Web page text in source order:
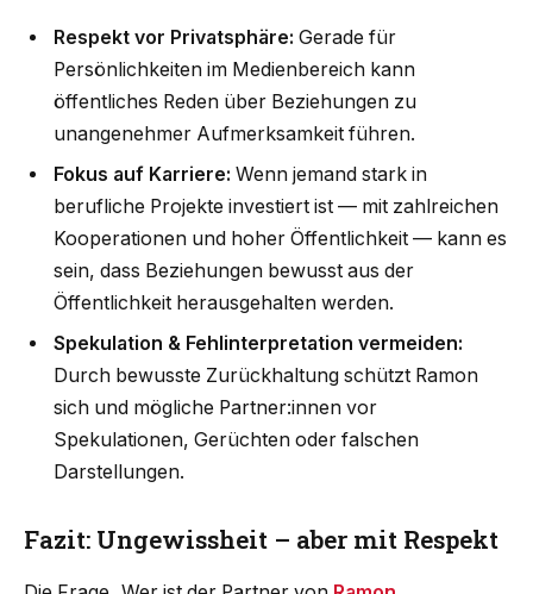
Respekt vor Privatsphäre: Gerade für
Persönlichkeiten im Medienbereich kann
öffentliches Reden über Beziehungen zu
unangenehmer Aufmerksamkeit führen.
Fokus auf Karriere: Wenn jemand stark in
berufliche Projekte investiert ist — mit zahlreichen
Kooperationen und hoher Öffentlichkeit — kann es
sein, dass Beziehungen bewusst aus der
Öffentlichkeit herausgehalten werden.
Spekulation & Fehlinterpretation vermeiden:
Durch bewusste Zurückhaltung schützt Ramon
sich und mögliche Partner:innen vor
Spekulationen, Gerüchten oder falschen
Darstellungen.
Fazit: Ungewissheit – aber mit Respekt